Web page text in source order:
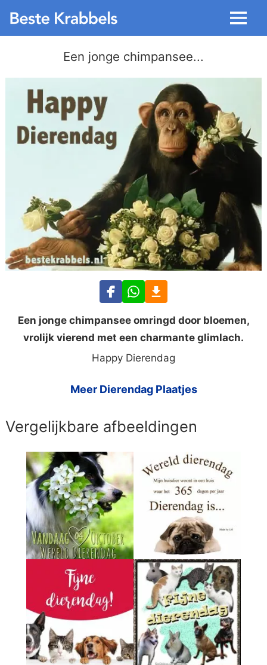
Menu
Een jonge chimpansee...
Een jonge chimpansee omringd door bloemen,
vrolijk vierend met een charmante glimlach.
Happy Dierendag
Meer Dierendag Plaatjes
Vergelijkbare afbeeldingen